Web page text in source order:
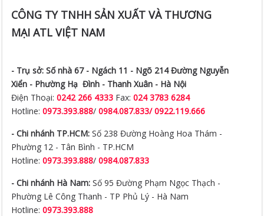
CÔNG TY TNHH SẢN XUẤT VÀ THƯƠNG
MẠI ATL VIỆT NAM
- Trụ sở: Số nhà 67 - Ngách 11 - Ngõ 214 Đường Nguyễn
Xiển - Phường Hạ Đình - Thanh Xuân - Hà Nội
Điện Thoại:0242 266 4333 Fax:024 3783 6284
Hotline:0973.393.888/0984.087.833/ 0922.119.666
- Chi nhánh TP.HCM: Số 238 Đường Hoàng Hoa Thám -
Phường 12 - Tân Bình - TP.HCM
Hotline:0973.393.888/0984.087.833
- Chi nhánh Hà Nam: Số 95 Đường Phạm Ngọc Thạch -
Phường Lê Công Thanh - TP Phủ Lý - Hà Nam
Hotline:0973.393.888